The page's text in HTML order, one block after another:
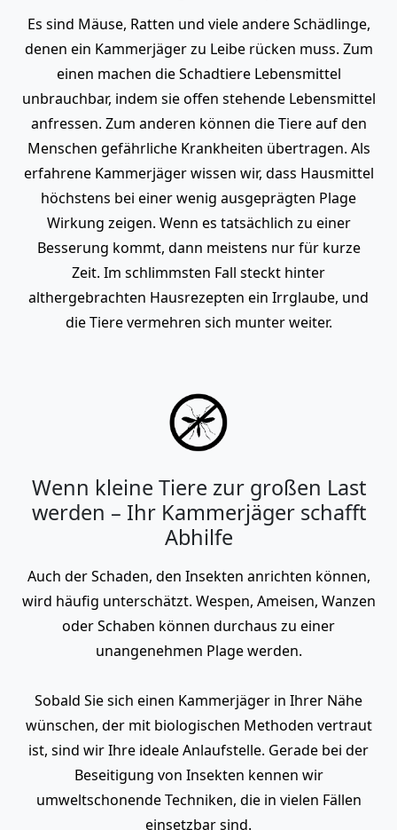
Es sind Mäuse, Ratten und viele andere Schädlinge,
denen ein Kammerjäger zu Leibe rücken muss. Zum
einen machen die Schadtiere Lebensmittel
unbrauchbar, indem sie offen stehende Lebensmittel
anfressen. Zum anderen können die Tiere auf den
Menschen gefährliche Krankheiten übertragen. Als
erfahrene Kammerjäger wissen wir, dass Hausmittel
höchstens bei einer wenig ausgeprägten Plage
Wirkung zeigen. Wenn es tatsächlich zu einer
Besserung kommt, dann meistens nur für kurze
Zeit. Im schlimmsten Fall steckt hinter
althergebrachten Hausrezepten ein Irrglaube, und
die Tiere vermehren sich munter weiter.
Wenn kleine Tiere zur großen Last
werden – Ihr Kammerjäger schafft
Abhilfe
Auch der Schaden, den Insekten anrichten können,
wird häufig unterschätzt. Wespen, Ameisen, Wanzen
oder Schaben können durchaus zu einer
unangenehmen Plage werden.
Sobald Sie sich einen Kammerjäger in Ihrer Nähe
wünschen, der mit biologischen Methoden vertraut
ist, sind wir Ihre ideale Anlaufstelle. Gerade bei der
Beseitigung von Insekten kennen wir
umweltschonende Techniken, die in vielen Fällen
einsetzbar sind.